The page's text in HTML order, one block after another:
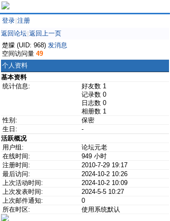
登录 注册
返回论坛 返回上一页
楚朦 (UID: 968) 发消息
空间访问量 49
个人资料
基本资料
统计信息:
好友数 1
记录数 0
日志数 0
相册数 1
性别:
保密
生日:
-
活跃概况
用户组:
论坛元老
在线时间:
949 小时
注册时间:
2010-7-29 19:17
最后访问:
2024-10-2 10:26
上次活动时间:
2024-10-2 10:09
上次发表时间:
2024-5-5 10:27
上次邮件通知:
0
所在时区:
使用系统默认